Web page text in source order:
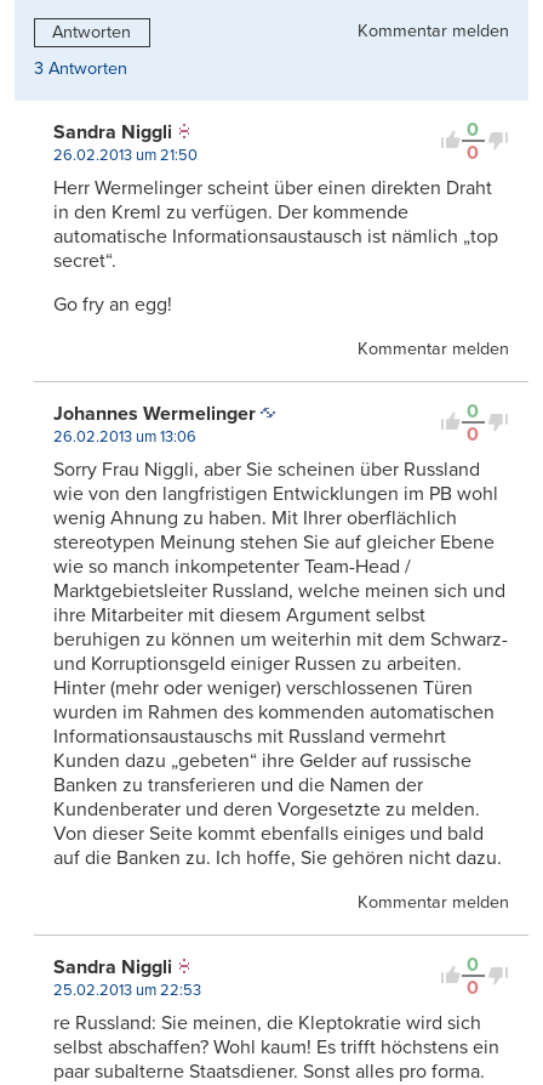
Antworten
Kommentar melden
3 Antworten
0
0
Sandra Niggli
26.02.2013 um 21:50
Herr Wermelinger scheint über einen direkten Draht
in den Kreml zu verfügen. Der kommende
automatische Informationsaustausch ist nämlich „top
secret“.
Go fry an egg!
Kommentar melden
0
0
Johannes Wermelinger
26.02.2013 um 13:06
Sorry Frau Niggli, aber Sie scheinen über Russland
wie von den langfristigen Entwicklungen im PB wohl
wenig Ahnung zu haben. Mit Ihrer oberflächlich
stereotypen Meinung stehen Sie auf gleicher Ebene
wie so manch inkompetenter Team-Head /
Marktgebietsleiter Russland, welche meinen sich und
ihre Mitarbeiter mit diesem Argument selbst
beruhigen zu können um weiterhin mit dem Schwarz-
und Korruptionsgeld einiger Russen zu arbeiten.
Hinter (mehr oder weniger) verschlossenen Türen
wurden im Rahmen des kommenden automatischen
Informationsaustauschs mit Russland vermehrt
Kunden dazu „gebeten“ ihre Gelder auf russische
Banken zu transferieren und die Namen der
Kundenberater und deren Vorgesetzte zu melden.
Von dieser Seite kommt ebenfalls einiges und bald
auf die Banken zu. Ich hoffe, Sie gehören nicht dazu.
Kommentar melden
0
0
Sandra Niggli
25.02.2013 um 22:53
re Russland: Sie meinen, die Kleptokratie wird sich
selbst abschaffen? Wohl kaum! Es trifft höchstens ein
paar subalterne Staatsdiener. Sonst alles pro forma.